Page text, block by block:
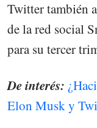
Twitter también
de la red social
para su tercer
De interés:
Elon Musk y